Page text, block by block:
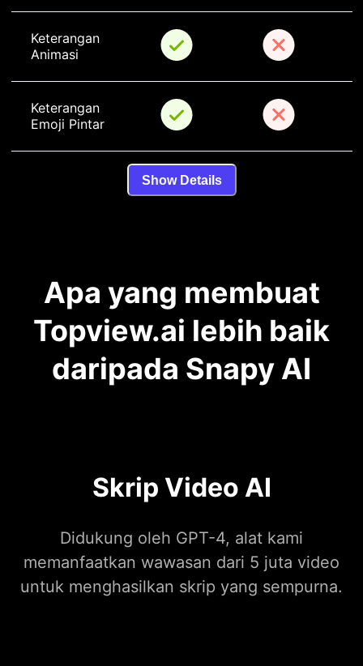
Keterangan
Animasi
Keterangan
Emoji Pintar
Show Details
Apa yang membuat
Topview.ai lebih baik
daripada Snapy AI
Skrip Video AI
Didukung oleh GPT-4, alat kami
memanfaatkan wawasan dari 5 juta video
untuk menghasilkan skrip yang sempurna.